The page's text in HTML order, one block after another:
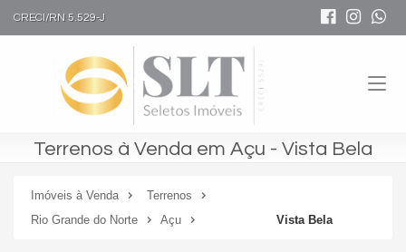
CRECI/RN 5.529-J
Terrenos à Venda em Açu - Vista Bela
Imóveis à Venda
Terrenos
Rio Grande do Norte
Açu Vista Bela